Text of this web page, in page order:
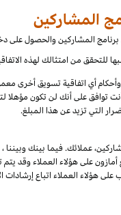
المشاركين
برنامج المشاركين والحصول على
للتحقق من امتثالك لهذه
وأحكام أي اتفاقية تسويق أخرى
توافق على أنك لن تكون مؤهلا
التي تزيد عن هذا المبلغ.
عملائك. فيما بينك
على هؤلاء العملاء وقد
هؤلاء العملاء اتباع